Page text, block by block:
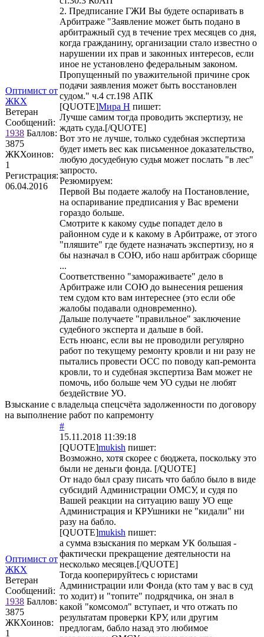
Оптимист от
ЖКХ
Ветеран
Сообщений:
1938 Баллов:
3875
ЖКХоинов:
1
Регистрация:
06.04.2016
2. Предписание ГЖИ Вы будете оспаривать в
Арбитраже "Заявление может быть подано в
арбитражный суд в течение трех месяцев со дня,
когда гражданину, организации стало известно о
нарушении их прав и законных интересов, если
иное не установлено федеральным законом.
Пропущенный по уважительной причине срок
подачи заявления может быть восстановлен
судом." ч.4 ст.198 АПК
[QUOTE]Мира Н пишет:
Лучше самим тогда проводить экспертизу, не
ждать суда.[/QUOTE]
Вот это не лучше, только судебная экспертиза
будет иметь вес как письменное доказательство,
любую досудебную судья может послать "в лес"
запросто.
Резюмируем:
Первой Вы подаете жалобу на Постановление,
на оспаривание предписания у Вас времени
гораздо больше.
Смотрите к какому судье попадет дело в
районном суде и к какому в Арбитраже, от этого
"пляшите" где будете назначать экспертизу, но я
бы назначал в СОЮ, ибо наш арбитраж сборище
...
Соответственно "замораживаете" дело в
Арбитраже или СОЮ до вынесения решения
тем судом кто вам интереснее (это если обе
жалобы подавали одновременно).
Дальше получаете "правильное" заключение
судебного эксперта и дальше в бой.
Есть нюанс, если вы не проводили регулярно
работ по текущему ремонту кровли и ни разу не
пытались провести ОСС по поводу кап-ремонта
кровли, то и судебная экспертиза Вам может не
помочь, ибо больше чем УО судьи не любят
бездействие УО.
Взыскание с владельца спецсчёта задолженности по договору
на выполнение работ по капремонту
Оптимист от
ЖКХ
Ветеран
Сообщений:
1938 Баллов:
3875
ЖКХоинов:
1
#
15.11.2018 11:39:18
[QUOTE]mukish пишет:
Возможно, хотя скорее с бюджета, поскольку это
были не деньги фонда. [/QUOTE]
От надо был сразу писать что бабло было в виде
субсидий Администрации ОМСУ, и судя по
Вашей реакции на ситуацию вашу УО еще
Администрация и КРУшники не "кидали" ни
разу на бабло.
[QUOTE]mukish пишет:
а сумма взыскания по меркам УК большая -
фактически прекращение деятельности на
несколько месяцев.[/QUOTE]
Тогда кооперируйтесь с юристами
Администрации или Фонда (кто там у вас в суд
то ходит) и "топите" подрядчика, он знал в
какой "комсомол" вступает, и что отжать по
результатам проверки КРУ, или другим
предлогам, бабло назад это любимое